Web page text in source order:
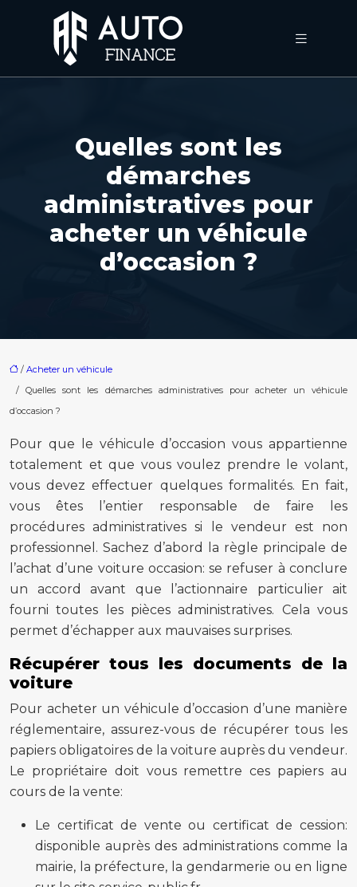
Quelles sont les
démarches
administratives pour
acheter un véhicule
d’occasion ?
/ Acheter un véhicule
/ Quelles sont les démarches administratives pour acheter un véhicule
d’occasion ?
Pour que le véhicule d’occasion vous appartienne
totalement et que vous voulez prendre le volant,
vous devez effectuer quelques formalités. En fait,
vous êtes l’entier responsable de faire les
procédures administratives si le vendeur est non
professionnel. Sachez d’abord la règle principale de
l’achat d’une voiture occasion: se refuser à conclure
un accord avant que l’actionnaire particulier ait
fourni toutes les pièces administratives. Cela vous
permet d’échapper aux mauvaises surprises.
Récupérer tous les documents de la
voiture
Pour acheter un véhicule d’occasion d’une manière
réglementaire, assurez-vous de récupérer tous les
papiers obligatoires de la voiture auprès du vendeur.
Le propriétaire doit vous remettre ces papiers au
cours de la vente:
Le certificat de vente ou certificat de cession:
disponible auprès des administrations comme la
mairie, la préfecture, la gendarmerie ou en ligne